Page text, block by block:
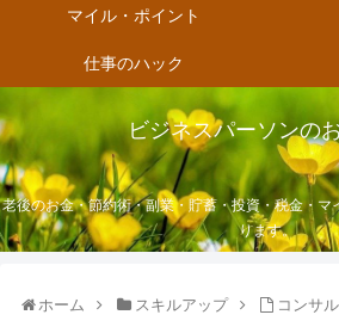
ビジネスパーソンの
老後のお金・節約術・副業・貯蓄・投資・税金・マ
ります。
マイル・ポイント
仕事のハック
ホーム スキルアップ コンサ